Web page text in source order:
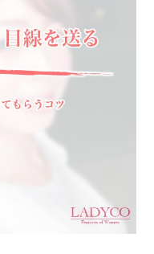
見た目を心がける